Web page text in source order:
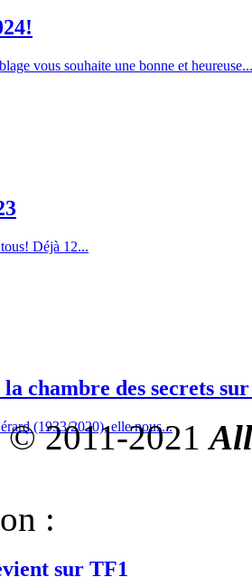
vous souhaite une bonne et heureuse...
Déjà 12...
chambre des secrets
(1933/2020), elle nous...
sur TF1
© 2011-2021
: